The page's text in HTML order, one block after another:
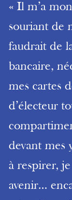
« Il m’a
souriant de
faudrait de
bancaire,
mes cartes
d’électeur
devant mes
à respirer,
avenir…